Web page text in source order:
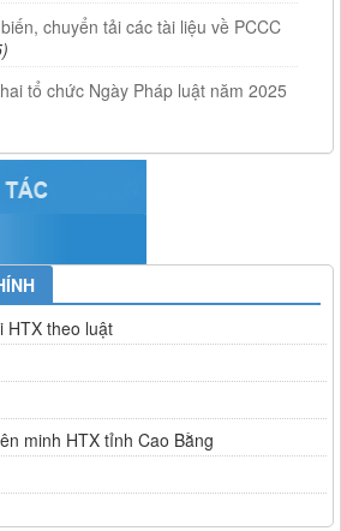
chuyển tải các tài liệu về PCCC
tổ chức Ngày Pháp luật năm 2025
HTX theo luật
minh HTX tỉnh Cao Bằng